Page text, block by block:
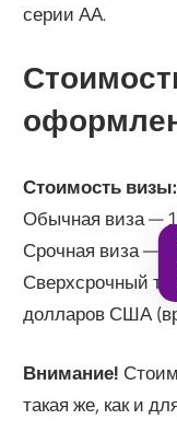
серии АА.
Стоимость визы:
Обычная виза —
Срочная виза —
Сверхсрочный
долларов США
Внимание!
такая же, как и